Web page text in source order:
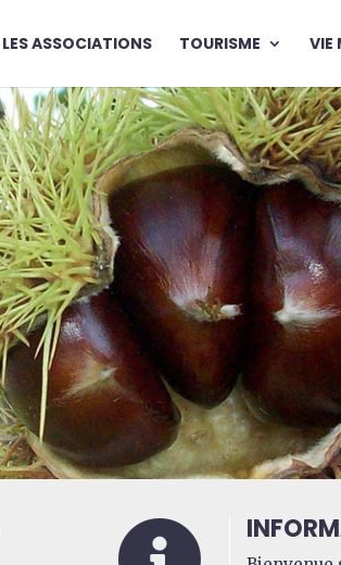
LES ASSOCIATIONS TOURISME VIE